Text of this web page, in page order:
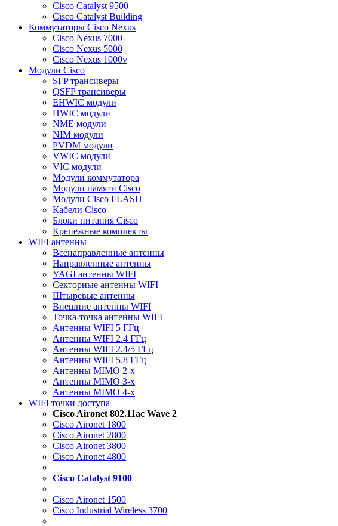
Cisco Catalyst 9500
Cisco Catalyst Building
Коммутаторы Cisco Nexus
Cisco Nexus 7000
Cisco Nexus 5000
Cisco Nexus 1000v
Модули Cisco
SFP трансиверы
QSFP трансиверы
EHWIC модули
HWIC модули
NME модули
NIM модули
PVDM модули
VWIC модули
VIC модули
Модули коммутатора
Модули памяти Cisco
Модули Cisco FLASH
Кабели Cisco
Блоки питания Cisco
Крепежные комплекты
WIFI антенны
Всенаправленные антенны
Направленные антенны
YAGI антенны WIFI
Секторные антенны WIFI
Штыревые антенны
Внешние антенны WIFI
Точка-точка антенны WIFI
Антенны WIFI 5 ГГц
Антенны WIFI 2.4 ГГц
Антенны WIFI 2.4/5 ГГц
Антенны WIFI 5.8 ГГц
Антенны MIMO 2-x
Антенны MIMO 3-x
Антенны MIMO 4-x
WIFI точки доступа
Cisco Aironet 802.11ac Wave 2
Cisco Aironet 1800
Cisco Aironet 2800
Cisco Aironet 3800
Cisco Aironet 4800
Cisco Catalyst 9100
Cisco Aironet 1500
Cisco Industrial Wireless 3700